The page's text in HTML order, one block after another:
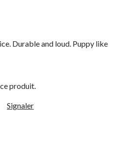
Durable and loud. Puppy like
produit.
Signaler